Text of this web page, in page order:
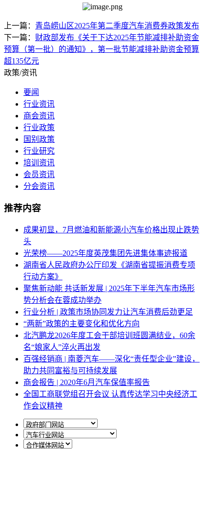
上一篇： 青岛崂山区2025年第二季度汽车消费券政策发布
下一篇： 财政部发布《关于下达2025年节能减排补助资金
预算（第一批）的通知》，第一批节能减排补助资金预算
超135亿元
政策/资讯
要闻
行业资讯
商会资讯
行业政策
国别政策
行业研究
培训资讯
会员资讯
分会资讯
推荐内容
成果初显，7月燃油和新能源小汽车价格出现止跌势
头
光荣榜——2025年度英茂集团先进集体事迹报道
湖南省人民政府办公厅印发《湖南省提振消费专项
行动方案》
聚焦新动能 共话新发展 | 2025年下半年汽车市场形
势分析会在蓉成功举办
行业分析 | 政策市场协同发力让汽车消费后劲更足
“两新”政策的主要变化和优化方向
北汽鹏龙2026年度工会干部培训班圆满结业，60余
名“娘家人”淬火再出发
百强经销商 | 南菱汽车——深化“责任型企业”建设，
助力共同富裕与可持续发展
商会报告 | 2020年6月汽车保值率报告
全国工商联党组召开会议 认真传达学习中央经济工
作会议精神